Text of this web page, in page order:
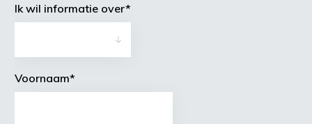
Ik wil informatie over*
Voornaam*